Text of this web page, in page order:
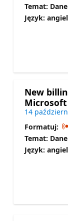
Temat:
Język:
New
14
Formatuj:
Temat:
Język: